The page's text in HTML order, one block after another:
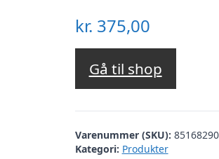
kr. 375,00
Gå til shop
Varenummer (SKU):
Kategori: Produkter